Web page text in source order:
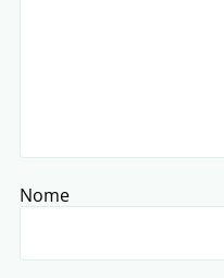
Nome